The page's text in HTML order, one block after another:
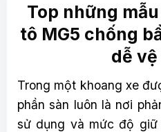
Top những
tô MG5 chống
dễ
Trong một khoang xe
phần sàn luôn là nơi
sử dụng và mức độ